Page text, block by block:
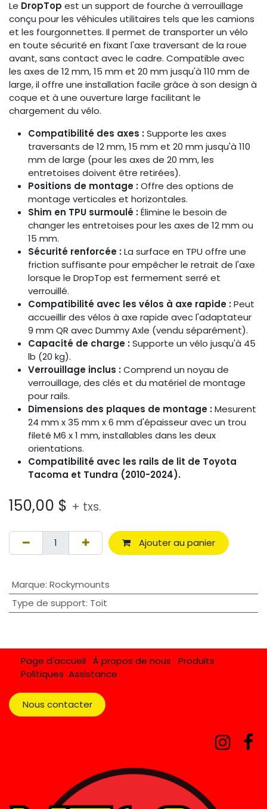
Le DropTop est un support de fourche à verrouillage
conçu pour les véhicules utilitaires tels que les camions
et les fourgonnettes. Il permet de transporter un vélo
en toute sécurité en fixant l'axe traversant de la roue
avant, sans contact avec le cadre. Compatible avec
les axes de 12 mm, 15 mm et 20 mm jusqu'à 110 mm de
large, il offre une installation facile grâce à son design à
coque et à une ouverture large facilitant le
chargement du vélo.
Compatibilité des axes :Supporte les axes
traversants de 12 mm, 15 mm et 20 mm jusqu'à 110
mm de large (pour les axes de 20 mm, les
entretoises doivent être retirées).
Positions de montage :Offre des options de
montage verticales et horizontales.
Shim en TPU surmoulé :Élimine le besoin de
changer les entretoises pour les axes de 12 mm ou
15 mm.
Sécurité renforcée :La surface en TPU offre une
friction suffisante pour empêcher le retrait de l'axe
lorsque le DropTop est fermement serré et
verrouillé.
Compatibilité avec les vélos à axe rapide :Peut
accueillir des vélos à axe rapide avec l'adaptateur
9 mm QR avec Dummy Axle (vendu séparément).
Capacité de charge :Supporte un vélo jusqu'à 45
lb (20 kg).
Verrouillage inclus :Comprend un noyau de
verrouillage, des clés et du matériel de montage
pour rails.
Dimensions des plaques de montage :Mesurent
24 mm x 35 mm x 6 mm d'épaisseur avec un trou
fileté M6 x 1 mm, installables dans les deux
orientations.
Compatibilité avec les rails de lit de Toyota
Tacoma et Tundra (2010-2024).
150,00 $ + txs.
Ajouter au panier
Marque: Rockymounts
Type de support: Toit
Page d'accueil À propos de nous
Produits
Politiques Assistance
Nous contacter​​​​​​